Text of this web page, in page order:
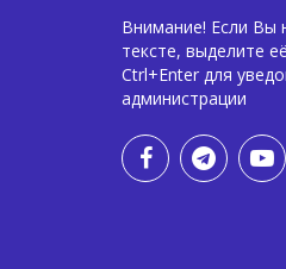
Внимание! Если Вы
тексте, выделите
Ctrl+Enter для
администрации